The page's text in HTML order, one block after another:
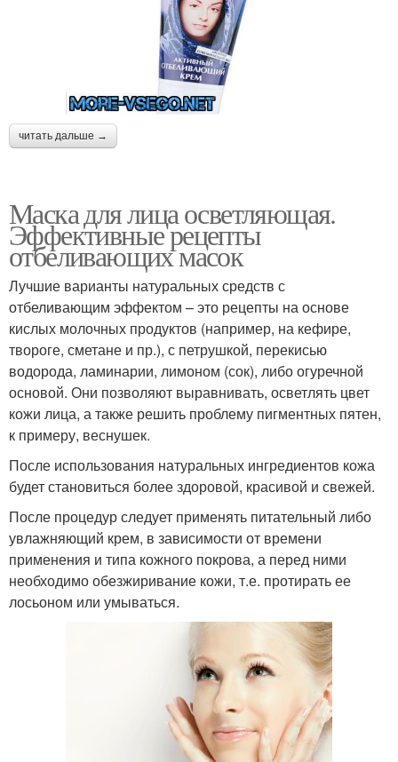
читать дальше →
Маска для лица осветляющая.
Эффективные рецепты
отбеливающих масок
Лучшие варианты натуральных средств с
отбеливающим эффектом – это рецепты на основе
кислых молочных продуктов (например, на кефире,
твороге, сметане и пр.), с петрушкой, перекисью
водорода, ламинарии, лимоном (сок), либо огуречной
основой. Они позволяют выравнивать, осветлять цвет
кожи лица, а также решить проблему пигментных пятен,
к примеру, веснушек.
После использования натуральных ингредиентов кожа
будет становиться более здоровой, красивой и свежей.
После процедур следует применять питательный либо
увлажняющий крем, в зависимости от времени
применения и типа кожного покрова, а перед ними
необходимо обезжиривание кожи, т.е. протирать ее
лосьоном или умываться.